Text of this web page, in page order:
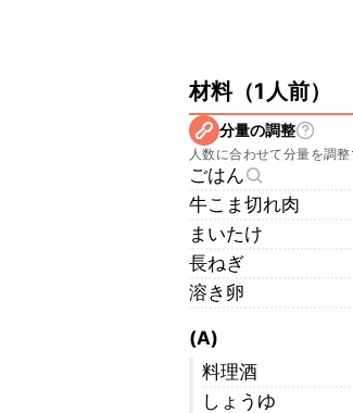
材料（1人前）
分量の調整
人数に合わせて分量を調
ごはん
牛こま切れ肉
まいたけ
長ねぎ
溶き卵
(A)
料理酒
しょうゆ